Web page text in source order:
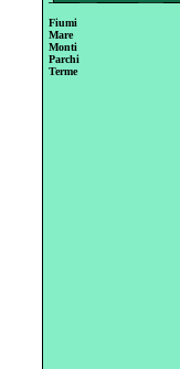
Fiumi
Mare
Monti
Parchi
Terme